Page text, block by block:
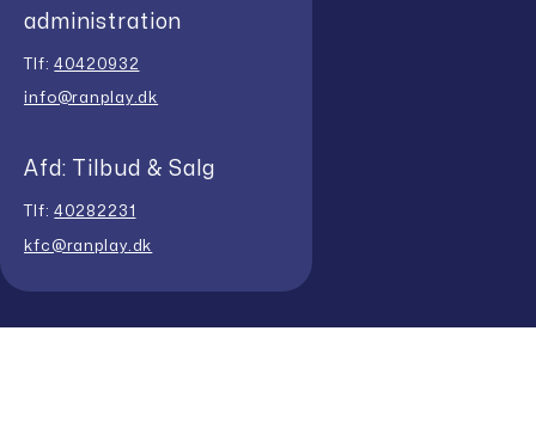
administration
Tlf:40420932
info@ranplay.dk
Afd: Tilbud & Salg
Tlf:40282231
kfc@ranplay.dk